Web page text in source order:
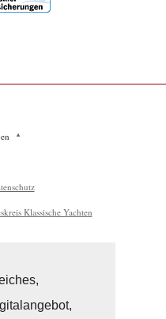
Klassische Yachten